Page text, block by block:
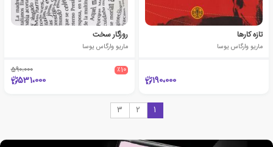
تازه کارها
ماریو وارگاس یوسا
190،000
روزگار سخت
ماریو وارگاس یوسا
٪10 590،000
531،000
1
2
3